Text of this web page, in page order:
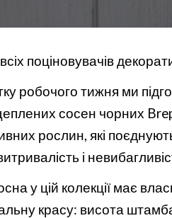
поціновувачів
робочого тижня ми
сосен чорних
рослин, які
і
у цій колекції має
красу: висота